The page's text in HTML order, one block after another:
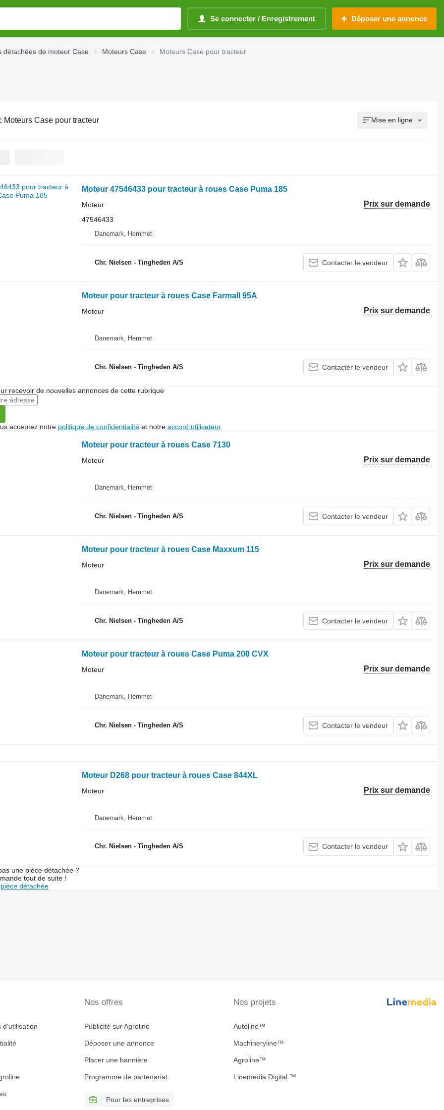
Se connecter / Enregistrement Déposer une annonce
détachées de moteur Case Moteurs Case Moteurs Case pour tracteur
Moteurs Case pour tracteur Mise en ligne
Moteur 47546433 pour tracteur à roues Case Puma 185
Prix sur demande
Moteur
47546433
Danemark, Hemmet
Chr. Nielsen - Tingheden A/S Contacter le vendeur
Moteur pour tracteur à roues Case Farmall 95A
Prix sur demande
Moteur
Danemark, Hemmet
Chr. Nielsen - Tingheden A/S Contacter le vendeur
recevoir de nouvelles annonces de cette rubrique
acceptez notre politique de confidentialitéet notre accord utilisateur.
Moteur pour tracteur à roues Case 7130
Prix sur demande
Moteur
Danemark, Hemmet
Chr. Nielsen - Tingheden A/S Contacter le vendeur
Moteur pour tracteur à roues Case Maxxum 115
Prix sur demande
Moteur
Danemark, Hemmet
Chr. Nielsen - Tingheden A/S Contacter le vendeur
Moteur pour tracteur à roues Case Puma 200 CVX
Prix sur demande
Moteur
Danemark, Hemmet
Chr. Nielsen - Tingheden A/S Contacter le vendeur
Moteur D268 pour tracteur à roues Case 844XL
Prix sur demande
Moteur
Danemark, Hemmet
Chr. Nielsen - Tingheden A/S Contacter le vendeur
une pièce détachée ?
tout de suite !
détachée
d'utilisation
Nos offres
Publicité sur Agroline
Déposer une annonce
Placer une bannière
Programme de partenariat
Pour les entreprises
Nos projets
Autoline™
Machineryline™
Agroline™
Linemedia Digital ™